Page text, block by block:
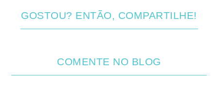
GOSTOU? ENTÃO, COMPARTILHE!
COMENTE NO BLOG